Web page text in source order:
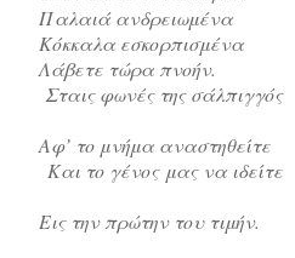
πνοήν.
της σάλπιγγός
αναστηθείτε
μας να ιδείτε
του τιμήν.